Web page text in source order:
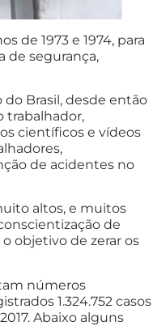
de 1973 e 1974, para
de segurança,
Brasil, desde então
trabalhador,
científicos e vídeos
de acidentes no
altos, e muitos
de
objetivo de zerar os
números
1.324.752 casos
Abaixo alguns